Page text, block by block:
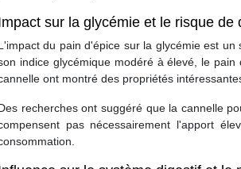
sur la glycémie et le risque de
du pain d'épice sur la glycémie est
indice glycémique modéré à élevé, le
ont montré des propriétés
recherches ont suggéré que la cannelle
pas nécessairement l'apport